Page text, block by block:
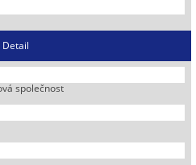
Detail
společnost